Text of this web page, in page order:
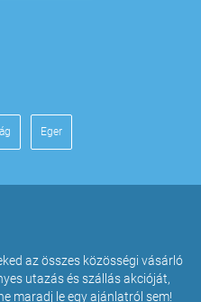
Eger
az összes közösségi vásárló
utazás és szállás akcióját,
maradj le egy ajánlatról sem!